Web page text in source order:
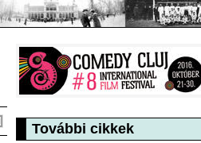
További cikkek